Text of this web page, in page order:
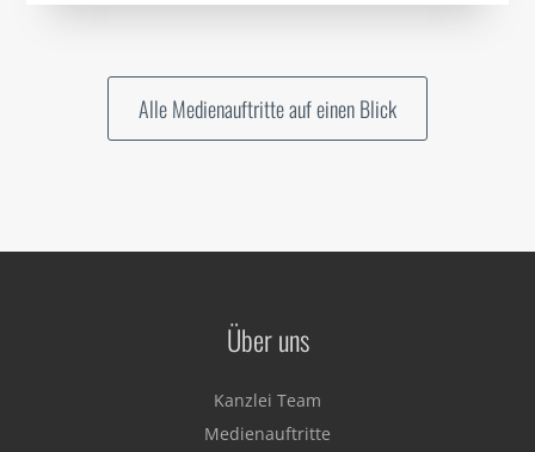
Alle Medienauftritte auf einen Blick
Über uns
Kanzlei Team
Medienauftritte